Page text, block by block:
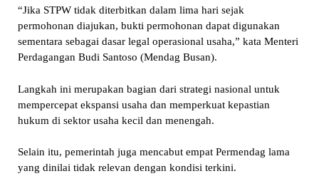
“Jika STPW tidak diterbitkan dalam lima hari sejak
permohonan diajukan, bukti permohonan dapat digunakan
sementara sebagai dasar legal operasional usaha,” kata Menteri
Perdagangan Budi Santoso (Mendag Busan).
Langkah ini merupakan bagian dari strategi nasional untuk
mempercepat ekspansi usaha dan memperkuat kepastian
hukum di sektor usaha kecil dan menengah.
Selain itu, pemerintah juga mencabut empat Permendag lama
yang dinilai tidak relevan dengan kondisi terkini.